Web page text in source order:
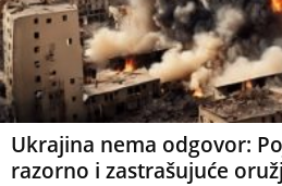
Ukrajina nema odgovor:
razorno i zastrašujuće